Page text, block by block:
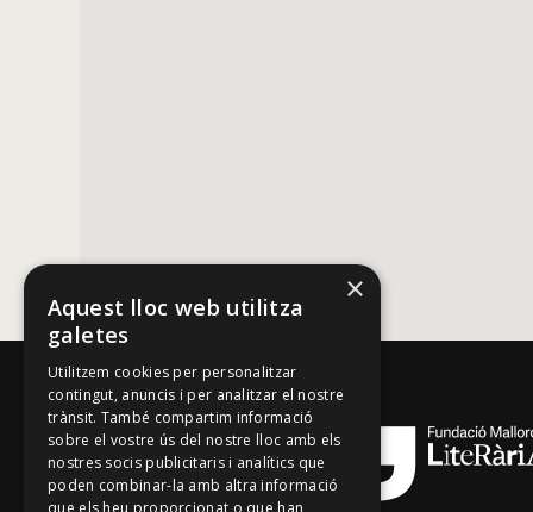
×
Aquest lloc web utilitza
galetes
Utilitzem cookies per personalitzar
contingut, anuncis i per analitzar el nostre
trànsit. També compartim informació
sobre el vostre ús del nostre lloc amb els
nostres socis publicitaris i analítics que
poden combinar-la amb altra informació
que els heu proporcionat o que han